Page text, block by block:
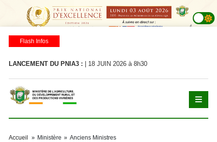
Flash Infos
LANCEMENT DU PNIA3 : | 18 JUIN 2026 à 8h30
Accueil » Ministère » Anciens Ministres